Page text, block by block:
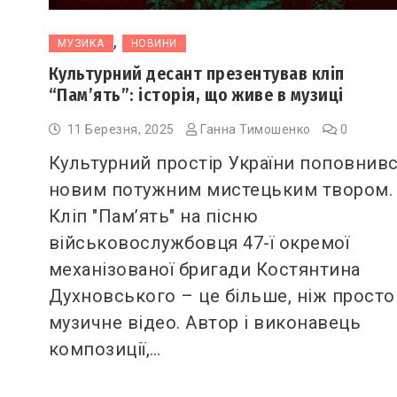
МУЗИКА , НОВИНИ
Культурний десант презентував кліп
“Пам’ять”: історія, що живе в музиці
11 Березня, 2025 Ганна Тимошенко 0
Культурний простір України
новим потужним мистецьким твором.
Кліп "Пам’ять" на пісню
військовослужбовця 47-ї окремої
механізованої бригади Костянтина
Духновського – це більше, ніж просто
музичне відео. Автор і виконавець
композиції,…